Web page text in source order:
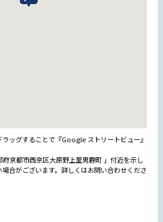
ラッグすることで『Google ストリートビュー』
京都市西京区大原野上里男鹿町 」付近を示し
合がございます。詳しくはお問い合わせくださ